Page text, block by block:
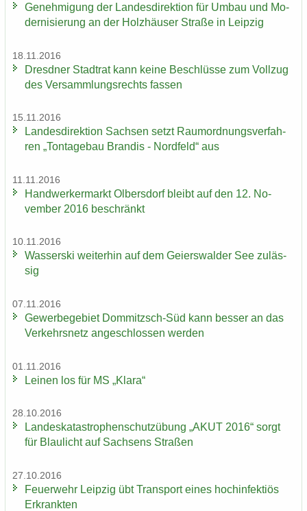
Ge­neh­mi­gung der Lan­des­di­rek­ti­on für Umbau und Mo­
der­ni­sie­rung an der Holz­häu­ser Stra­ße in Leip­zig
18.11.2016
Dresd­ner Stadt­rat kann keine Be­schlüs­se zum Voll­zug
des Ver­samm­lungs­rechts fas­sen
15.11.2016
Lan­des­di­rek­ti­on Sach­sen setzt Raum­ord­nungs­ver­fah­
ren „Ton­ta­ge­bau Bran­dis - Nord­feld“ aus
11.11.2016
Hand­wer­ker­markt Ol­bers­dorf bleibt auf den 12. No­
vem­ber 2016 be­schränkt
10.11.2016
Was­ser­ski wei­ter­hin auf dem Gei­ers­wal­der See zu­läs­
sig
07.11.2016
Ge­wer­be­ge­biet Dommitzsch-​Süd kann bes­ser an das
Ver­kehrs­netz an­ge­schlos­sen wer­den
01.11.2016
Lei­nen los für MS „Klara“
28.10.2016
Lan­des­ka­ta­stro­phen­schutz­übung „AKUT 2016“ sorgt
für Blau­licht auf Sach­sens Stra­ßen
27.10.2016
Feu­er­wehr Leip­zig übt Trans­port eines hoch­in­fek­ti­ös
Er­krank­ten